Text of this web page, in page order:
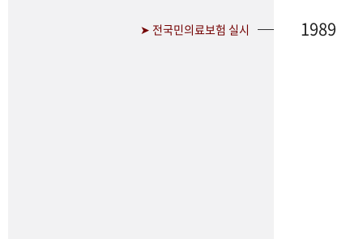
➤ 전국민의료보험 실시 1989